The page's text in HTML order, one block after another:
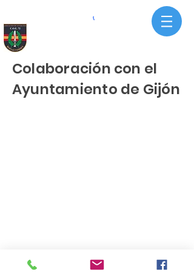
Colaboración con el
Ayuntamiento de Gijón